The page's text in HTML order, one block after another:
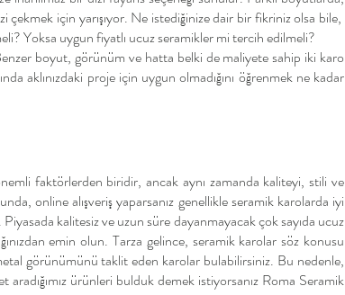
için yarışıyor. Ne istediğinize dair bir fikriniz olsa bile,
Yoksa uygun fiyatlı ucuz seramikler mi tercih edilmeli?
boyut, görünüm ve hatta belki de maliyete sahip iki karo
aklınızdaki proje için uygun olmadığını öğrenmek ne kadar
faktörlerden biridir, ancak aynı zamanda kaliteyi, stili ve
online alışveriş yaparsanız genellikle seramik karolarda iyi
kalitesiz ve uzun süre dayanmayacak çok sayıda ucuz
emin olun. Tarza gelince, seramik karolar söz konusu
görünümünü taklit eden karolar bulabilirsiniz. Bu nedenle,
ürünleri bulduk demek istiyorsanız Roma Seramik